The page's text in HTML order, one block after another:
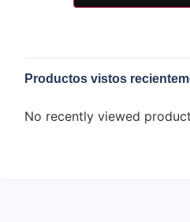
Productos vistos
No recently viewed